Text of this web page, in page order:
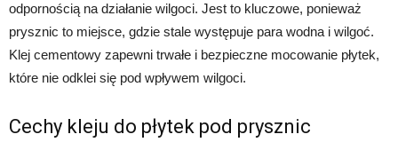
odpornością na działanie wilgoci. Jest to kluczowe, ponieważ
prysznic to miejsce, gdzie stale występuje para wodna i wilgoć.
Klej cementowy zapewni trwałe i bezpieczne mocowanie płytek,
które nie odklei się pod wpływem wilgoci.
Cechy kleju do płytek pod prysznic